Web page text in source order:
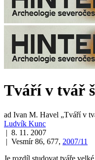
Tváří v tvář
ad Ivan M. Havel „Tváří v
Ludvík Kunc
| 8. 11. 2007
| Vesmír 86, 677, 2007/11
Je rozdíl studovat tváře